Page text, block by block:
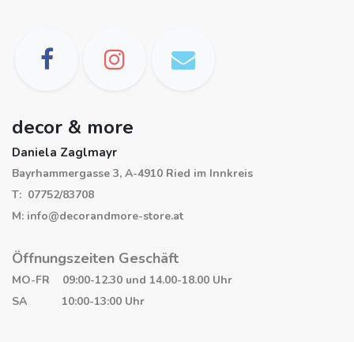
decor & more
Daniela Zaglmayr
Bayrhammergasse 3, A-4910 Ried im Innkreis
T: 07752/83708
M: info@decorandmore-store.at
Öffnungszeiten Geschäft
MO-FR 09:00-12.30 und 14.00-18.00 Uhr
SA 10:00-13:00 Uhr